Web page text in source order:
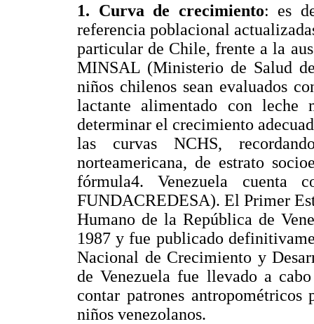
1. Curva de crecimiento: es
referencia poblacional
particular de Chile, frente a la
MINSAL (Ministerio de Salud
niños chilenos sean evaluados
lactante alimentado con leche
determinar el crecimiento
las curvas NCHS,
norteamericana, de estrato
fórmula4. Venezuela cuenta
FUNDACREDESA). El Primer
Humano de la República de
1987 y fue publicado
Nacional de Crecimiento y
de Venezuela fue llevado a
contar patrones
niños venezolanos.